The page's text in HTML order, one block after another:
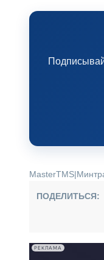
MasterTMS|
ПОДЕЛИТЬСЯ:
РЕКЛАМА